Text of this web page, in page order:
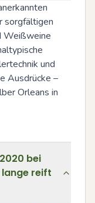
sorgfältigen
Weißweine
und
Ausdrücke –
Orleans in
bei
lange reift